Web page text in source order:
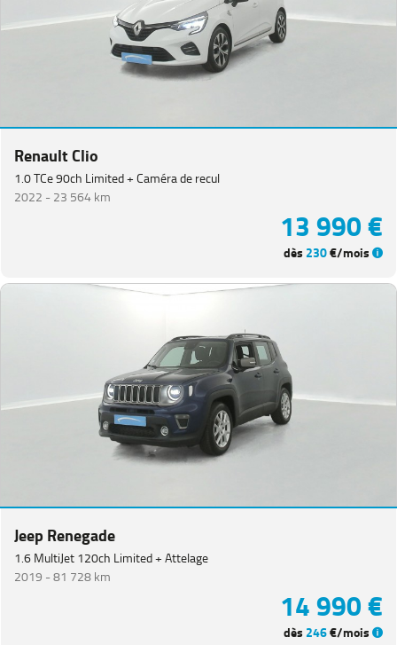
Kilométrage
Prix
Couleurs
Renault Clio
1.0 TCe 90ch Limited + Caméra de recul
2022 -23 564 km
13 990 €
dès 230€/mois
Jeep Renegade
1.6 MultiJet 120ch Limited + Attelage
2019 -81 728 km
14 990 €
dès 246€/mois